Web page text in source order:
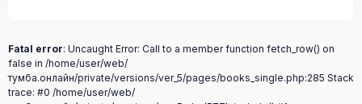
Fatal error: Uncaught Error: Call to a member function fetch_row() on
false in /home/user/web/
тумба.онлайн/private/versions/ver_5/pages/books_single.php:285 Stack
trace: #0 /home/user/web/